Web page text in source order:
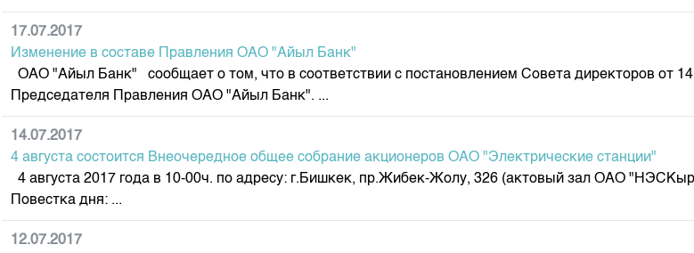
Cтратегия развития
Корпоративные документы
Контакты
Пресс-клуб
17.07.2017
Изменение в составе Правления ОАО "Айыл Банк"
ОАО "Айыл Банк" сообщает о том, что в соответствии с постановлением Совета директоров от
Председателя Правления ОАО "Айыл Банк". ...
14.07.2017
4 августа состоится Внеочередное общее собрание акционеров ОАО "Электрические станции"
4 августа 2017 года в 10-00ч. по адресу: г.Бишкек, пр.Жибек-Жолу, 326 (актовый зал ОАО
Повестка дня: ...
12.07.2017